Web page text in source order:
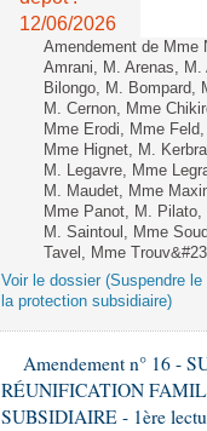
12/06/2026
Amendement de Mme
Amrani, M. Arenas,
Bilongo, M. Bompard,
M. Cernon, Mme
Mme Erodi, Mme
Mme Hignet, M.
M. Legavre, Mme
M. Maudet, Mme
Mme Panot, M.
M. Saintoul, Mme
Tavel, Mme
Voir le dossier (Suspendre
la protection subsidiaire)
Amendement n° 16 -
RÉUNIFICATION
SUBSIDIAIRE - 1ère